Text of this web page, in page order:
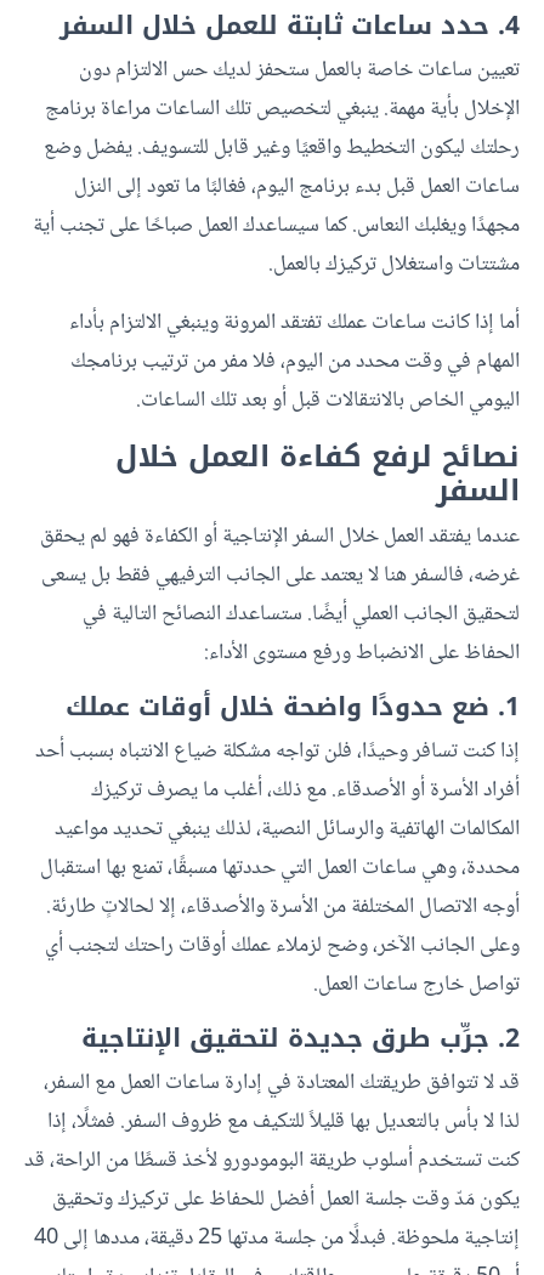
4. حدد ساعات ثابتة للعمل خلال السفر
تعيين ساعات خاصة بالعمل ستحفز لديك حس الالتزام دون
الإخلال بأية مهمة. ينبغي لتخصيص تلك الساعات مراعاة برنامج
رحلتك ليكون التخطيط واقعيًا وغير قابل للتسويف. يفضل وضع
ساعات العمل قبل بدء برنامج اليوم، فغالبًا ما تعود إلى النزل
مجهدًا ويغلبك النعاس. كما سيساعدك العمل صباحًا على تجنب أية
مشتتات واستغلال تركيزك بالعمل.
أما إذا كانت ساعات عملك تفتقد المرونة وينبغي الالتزام بأداء
المهام في وقت محدد من اليوم، فلا مفر من ترتيب برنامجك
اليومي الخاص بالانتقالات قبل أو بعد تلك الساعات.
نصائح لرفع كفاءة العمل خلال
السفر
عندما يفتقد العمل خلال السفر الإنتاجية أو الكفاءة فهو لم يحقق
غرضه، فالسفر هنا لا يعتمد على الجانب الترفيهي فقط بل يسعى
لتحقيق الجانب العملي أيضًا. ستساعدك النصائح التالية في
الحفاظ على الانضباط ورفع مستوى الأداء:
1. ضع حدودًا واضحة خلال أوقات عملك
إذا كنت تسافر وحيدًا، فلن تواجه مشكلة ضياع الانتباه بسبب أحد
أفراد الأسرة أو الأصدقاء. مع ذلك، أغلب ما يصرف تركيزك
المكالمات الهاتفية والرسائل النصية، لذلك ينبغي تحديد مواعيد
محددة، وهي ساعات العمل التي حددتها مسبقًا، تمنع بها استقبال
أوجه الاتصال المختلفة من الأسرة والأصدقاء، إلا لحالاتٍ طارئة.
وعلى الجانب الآخر، وضح لزملاء عملك أوقات راحتك لتجنب أي
تواصل خارج ساعات العمل.
2. جرِّب طرق جديدة لتحقيق الإنتاجية
قد لا تتوافق طريقتك المعتادة في إدارة ساعات العمل مع السفر،
لذا لا بأس بالتعديل بها قليلاً للتكيف مع ظروف السفر. فمثلًا، إذا
كنت تستخدم أسلوب طريقة البومودورو لأخذ قسطًا من الراحة، قد
يكون مَدّ وقت جلسة العمل أفضل للحفاظ على تركيزك وتحقيق
إنتاجية ملحوظة. فبدلًا من جلسة مدتها 25 دقيقة، مددها إلى 40